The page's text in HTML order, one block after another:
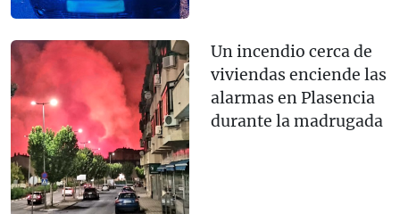
Un incendio cerca de
viviendas enciende las
alarmas en Plasencia
durante la madrugada